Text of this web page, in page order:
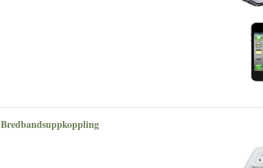
Bredbandsuppkoppling